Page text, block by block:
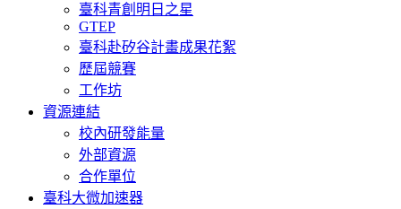
臺科青創明日之星
GTEP
臺科赴矽谷計畫成果花絮
歷屆競賽
工作坊
資源連結
校內研發能量
外部資源
合作單位
臺科大微加速器